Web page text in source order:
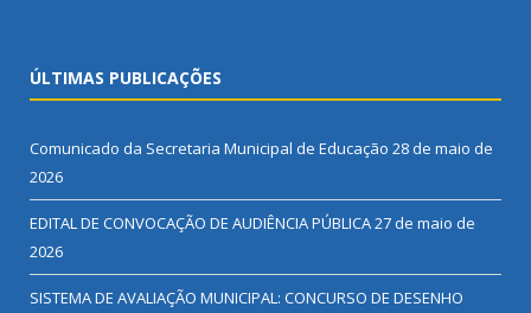
ÚLTIMAS PUBLICAÇÕES
Comunicado da Secretaria Municipal de Educação 28 de maio de
2026
EDITAL DE CONVOCAÇÃO DE AUDIÊNCIA PÚBLICA27 de maio de
2026
SISTEMA DE AVALIAÇÃO MUNICIPAL: CONCURSO DE DESENHO